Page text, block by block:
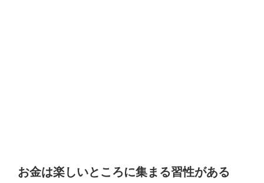
お金は楽しいところに集まる習性がある